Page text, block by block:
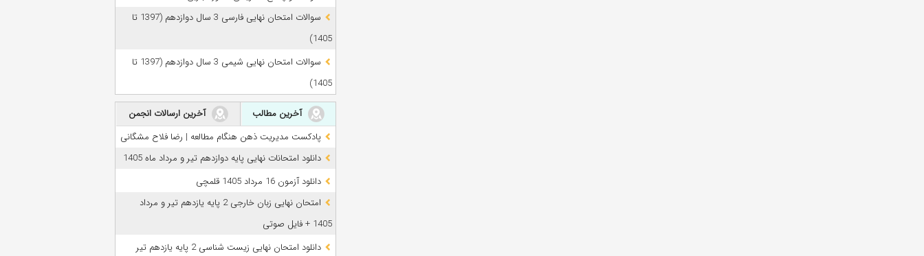
سوالات امتحان نهایی فارسی 3 سال دوازدهم (1397 تا
1405)
سوالات امتحان نهایی شیمی 3 سال دوازدهم (1397 تا
1405)
آخرین مطالب
آخرین ارسالات انجمن
پادکست مدیریت ذهن هنگام مطالعه | رضا فلاح مشگانی
دانلود امتحانات نهایی پایه دوازدهم تیر و مرداد ماه 1405
دانلود آزمون 16 مرداد 1405 قلمچی
امتحان نهایی زبان خارجی 2 پایه یازدهم تیر و مرداد
1405 + فایل صوتی
دانلود امتحان نهایی زیست شناسی 2 پایه یازدهم تیر